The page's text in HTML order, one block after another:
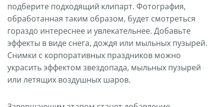
подберите подходящий клипарт. Фотография,
обработанная таким образом, будет смотреться
гораздо интереснее и увлекательнее. Добавьте
эффекты в виде снега, дождя или мыльных пузырей.
Снимки с корпоративных праздников можно
украсить эффектом звездопада, мыльных пузырей
или летящих воздушных шаров.